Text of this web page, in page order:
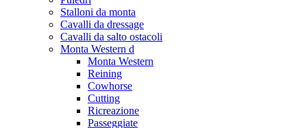
Stalloni da monta
Cavalli da dressage
Cavalli da salto ostacoli
Monta Western d
Monta Western
Reining
Cowhorse
Cutting
Ricreazione
Passeggiate